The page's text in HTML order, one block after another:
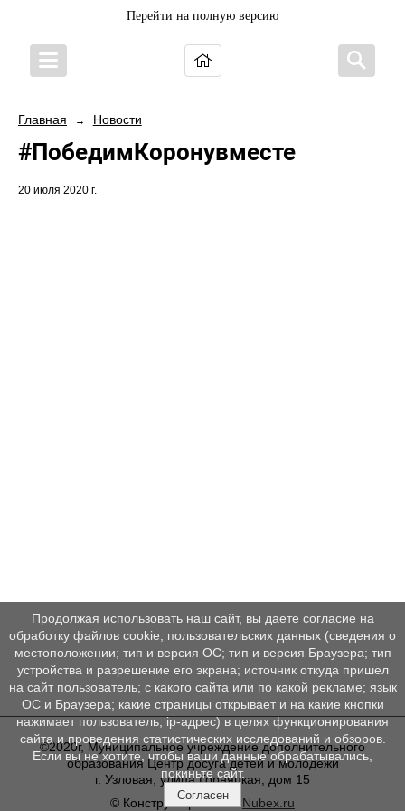
Перейти на полную версию
Главная → Новости
#ПобедимКоронувместе
20 июля 2020 г.
©2020г, Муниципальное учреждение дополнительного
образования Центр досуга детей и молодежи
г. Узловая, улица Горняцкая, дом 15
© Конструктор сайтов Nubex.ru
Продолжая использовать наш сайт, вы даете согласие на
обработку файлов cookie, пользовательских данных (сведения о
местоположении; тип и версия ОС; тип и версия Браузера; тип
устройства и разрешение его экрана; источник откуда пришел
на сайт пользователь; с какого сайта или по какой рекламе; язык
ОС и Браузера; какие страницы открывает и на какие кнопки
нажимает пользователь; ip-адрес) в целях функционирования
сайта и проведения статистических исследований и обзоров.
Если вы не хотите, чтобы ваши данные обрабатывались,
покиньте сайт.
Согласен